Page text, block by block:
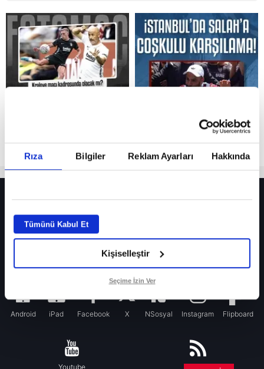
Rıza Bilgiler Reklam Ayarları Hakkında
Tümünü Kabul Et
Kişiselleştir
Seçime İzin Ver
Reddet
Fenerbahçe’de sürpriz ayrılık ihtimali! Devre arasında gelmişti
Fenerbahçe’nin yeni transferi Mason Greenwood için olay sözler!
Galatasaray’da rota yeniden Thiago Almada!
Android iPad Facebook X NSosyal Instagram Flipboard
Youtube